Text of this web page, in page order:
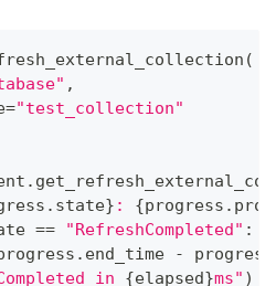
(
,
="test_collection"
.
. state} : {progress .
== "RefreshCompleted" :
. end_time - progress
in {elapsed}ms" )